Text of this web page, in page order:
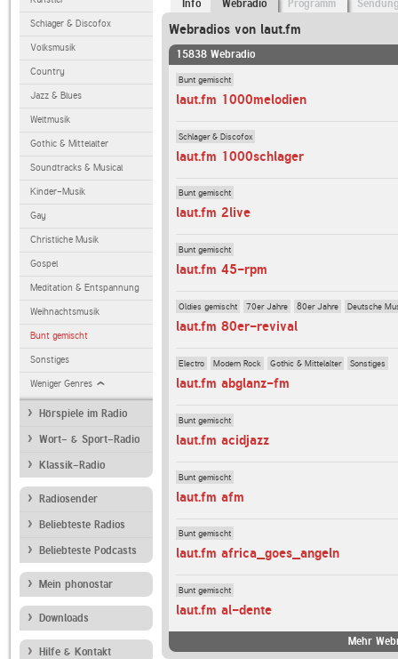
Schlager & Discofox
Volksmusik
Country
Jazz & Blues
Weltmusik
Gothic & Mittelalter
Soundtracks & Musical
Kinder-Musik
Gay
Christliche Musik
Gospel
Meditation & Entspannung
Weihnachtsmusik
Bunt gemischt
Sonstiges
Weniger Genres
Hörspiele im Radio
Wort- & Sport-Radio
Klassik-Radio
Radiosender
Beliebteste Radios
Beliebteste Podcasts
Mein phonostar
Downloads
Hilfe & Kontakt
Info Webradio Programm
Webradios von laut.fm
15838 Webradio
Bunt gemischt
laut.fm 1000melodien
Schlager & Discofox
laut.fm 1000schlager
Bunt gemischt
laut.fm 2live
Bunt gemischt
laut.fm 45-rpm
Oldies gemischt 70er Jahre 80er Jahre Deutsche
laut.fm 80er-revival
Electro Modern Rock Gothic & Mittelalter Sonstiges
laut.fm abglanz-fm
Bunt gemischt
laut.fm acidjazz
Bunt gemischt
laut.fm afm
Bunt gemischt
laut.fm africa_goes_angeln
Bunt gemischt
laut.fm al-dente
Mehr